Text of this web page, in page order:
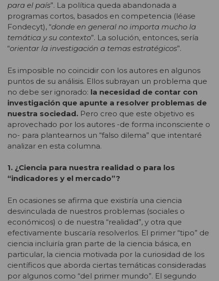
para el país”. La política queda abandonada a
programas cortos, basados en competencia (léase
Fondecyt), “donde en general no importa mucho la
temática y su contexto”. La solución, entonces, sería
“orientar la investigación a temas estratégicos”.
Es imposible no coincidir con los autores en algunos
puntos de su análisis. Ellos subrayan un problema que
no debe ser ignorado: la necesidad de contar con
investigación que apunte a resolver problemas de
nuestra sociedad. Pero creo que este objetivo es
aprovechado por los autores -de forma inconsciente o
no- para plantearnos un “falso dilema” que intentaré
analizar en esta columna.
1. ¿Ciencia para nuestra realidad o para los
“indicadores y el mercado”?
En ocasiones se afirma que existiría una ciencia
desvinculada de nuestros problemas (sociales o
económicos) o de nuestra “realidad”, y otra que
efectivamente buscaría resolverlos. El primer “tipo” de
ciencia incluiría gran parte de la ciencia básica, en
particular, la ciencia motivada por la curiosidad de los
científicos que aborda ciertas temáticas consideradas
por algunos como “del primer mundo”. El segundo